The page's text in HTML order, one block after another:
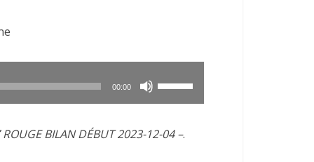
00:00
haut/bas
ROUGE BILAN DÉBUT 2023-12-04 –.